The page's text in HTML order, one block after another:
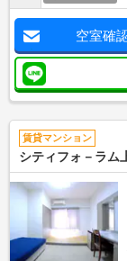
空室確
賃貸マンション
シティフォ－ラム